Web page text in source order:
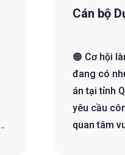
Cán bộ
🟠 Cơ hội
đang có
án tại tỉnh
yêu cầu
quan tâm